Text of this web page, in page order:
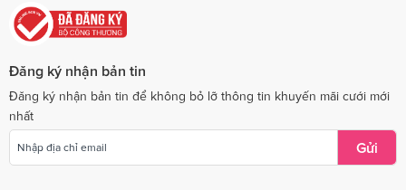
Đăng ký nhận bản tin
Đăng ký nhận bản tin để không bỏ lỡ thông tin khuyến mãi cưới mới
nhất
Gửi